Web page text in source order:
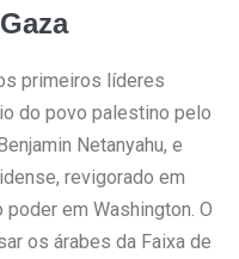
primeiros líderes
do povo palestino pelo
Netanyahu, e
revigorado em
em Washington. O
os árabes da Faixa de